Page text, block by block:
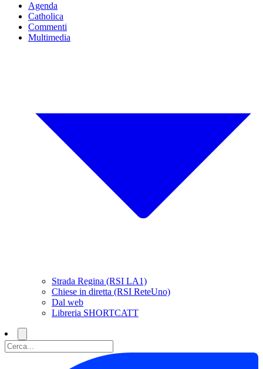
Agenda
Catholica
Commenti
Multimedia
Strada Regina (RSI LA1)
Chiese in diretta (RSI ReteUno)
Dal web
Libreria SHORTCATT